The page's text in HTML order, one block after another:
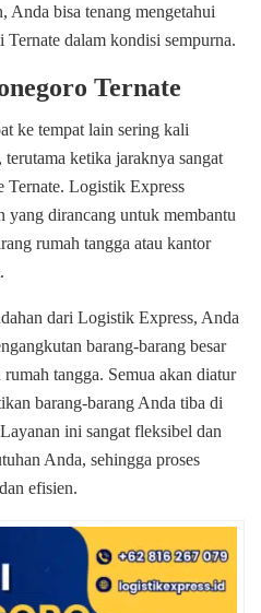
Anda bisa tenang mengetahui
dalam kondisi sempurna.
Ternate
ke tempat lain sering kali
ketika jaraknya sangat
Ternate. Logistik Express
yang dirancang untuk membantu
rumah tangga atau kantor
dari Logistik Express, Anda
barang-barang besar
tangga. Semua akan diatur
barang-barang Anda tiba di
ini sangat fleksibel dan
Anda, sehingga proses
efisien.